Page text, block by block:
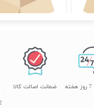
اتمام موجودی
2
ضمانت اصالت کالا